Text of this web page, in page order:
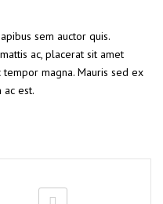
sem auctor quis.
ac, placerat sit amet
magna. Mauris sed ex
est.